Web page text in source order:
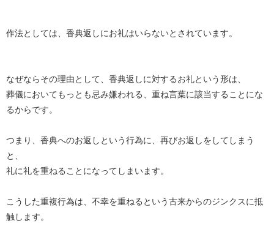
作法としては、香典返しにお礼はいらないとされています。
なぜならその理由として、香典返しに対するお礼という形は、
葬儀においてもっとも忌み嫌われる、重ね言葉に該当することにな
るからです。
つまり、香典へのお返しという行為に、再びお返しをしてしまう
と、
礼に礼を重ねることになってしまいます。
こうした重複行為は、不幸を重ねるという古来からのジンクスに抵
触します。